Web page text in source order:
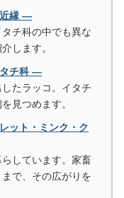
近縁 ―
チ科の中でも異な
します。
チ科 ―
たラッコ。イタチ
見つめます。
ット・ミンク・ク
しています。家畜
で、その広がりを